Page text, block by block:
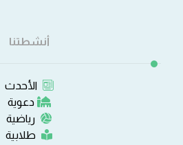
أنشطتنا
الأحدث
دعوية
رياضية
طلابية